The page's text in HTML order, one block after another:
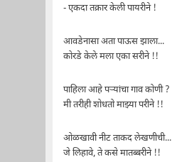
- एकदा तक्रार केली पायरीने !
आवडेनासा अता पाऊस झाला...
कोरडे केले मला एका सरीने !!
पाहिला आहे पऱ्यांचा गाव कोणी ?
मी तरीही शोधतो माझ्या परीने !!
ओळखावी नीट ताकद लेखणीची...
जे लिहावे, ते कसे मातब्बरीने !!